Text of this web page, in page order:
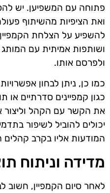
פתוחה עם המשפיען. יש
ואת הציפיות מהשיתוף
להשפיע על הצלחת
ושותפות אמיתית עם המותג
ולפרסם אותו.
כמו כן, ניתן לבחון
כגון קמפיינים סדרתיים
את הקשר עם הקהל וליצור
יכולים להוביל לשיפור
המודעות אליו בקרב
מדידה וניתוח
לאחר סיום הקמפיין, חשוב